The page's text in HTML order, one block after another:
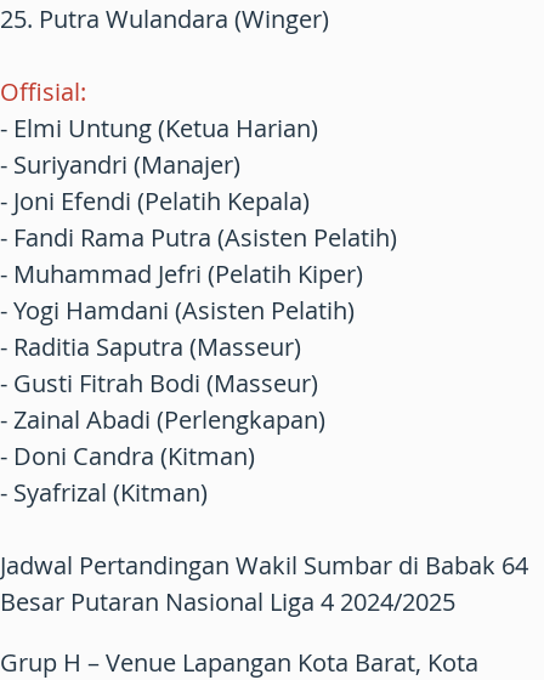
25. Putra Wulandara (Winger)
Offisial:
- Elmi Untung (Ketua Harian)
- Suriyandri (Manajer)
- Joni Efendi (Pelatih Kepala)
- Fandi Rama Putra (Asisten Pelatih)
- Muhammad Jefri (Pelatih Kiper)
- Yogi Hamdani (Asisten Pelatih)
- Raditia Saputra (Masseur)
- Gusti Fitrah Bodi (Masseur)
- Zainal Abadi (Perlengkapan)
- Doni Candra (Kitman)
- Syafrizal (Kitman)
Jadwal Pertandingan Wakil Sumbar di Babak 64
Besar Putaran Nasional Liga 4 2024/2025
Grup H – Venue Lapangan Kota Barat, Kota